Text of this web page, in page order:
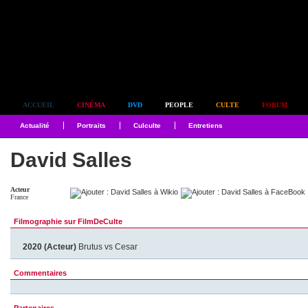
ACCUEIL CINÉMA DVD PEOPLE CULTE FORUM
Actualité Portraits Culculte Entretiens
David Salles
Acteur
France
Filmographie sur FilmDeCulte
2020 (Acteur) Brutus vs Cesar
Commentaires